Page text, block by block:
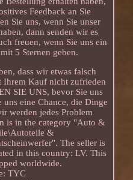
Feedback an Sie
Sie uns, wenn Sie unser
dann senden wir es
freuen, wenn Sie uns ein
5 Sternen geben.
dass wir etwas falsch
Ihrem Kauf nicht zufrieden
SIE UNS, bevor Sie uns
uns eine Chance, die Dinge
werden jedes Problem
is in the category "Auto &
&
The seller is
in this country: LV. This
worldwide.
TYC